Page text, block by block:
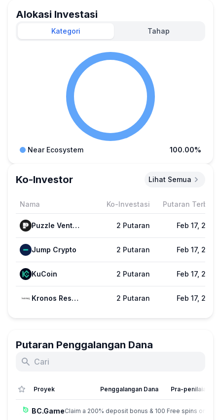
Alokasi Investasi
Kategori Tahap
Near Ecosystem 100.00%
Ko-Investor Lihat Semua
Nama Ko-Investasi Putaran Terbaru
Puzzle Ventures 2 Putaran Feb 17, 2022
Jump Crypto 2 Putaran Feb 17, 2022
KuCoin 2 Putaran Feb 17, 2022
Kronos Research 2 Putaran Feb 17, 2022
Putaran Penggalangan Dana
Proyek Penggalangan Dana Pra-penilaian
BC.GameClaim a 200% deposit bonus & 100 Free spins on sign